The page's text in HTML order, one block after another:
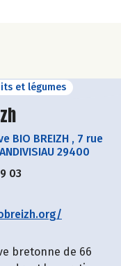
et légumes
le producteur
BIO BREIZH , 7 rue
29400
03
bretonne de 66